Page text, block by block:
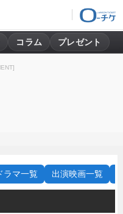
コラム プレゼント
ラマ一覧 出演映画一覧